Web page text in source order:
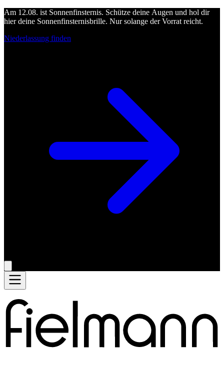
Am 12.08. ist Sonnenfinsternis. Schütze deine Augen und hol dir
hier deine Sonnenfinsternisbrille. Nur solange der Vorrat reicht.
Niederlassung finden